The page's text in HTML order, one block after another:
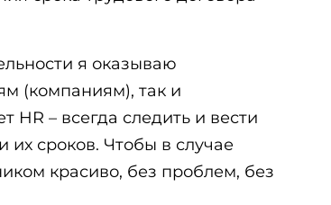
я оказываю
(компаниям), так и
HR – всегда следить и вести
их сроков. Чтобы в случае
красиво, без проблем, без